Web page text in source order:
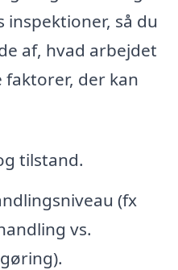
så du
af, hvad arbejdet
faktorer, der kan
tilstand.
(fx
vs.